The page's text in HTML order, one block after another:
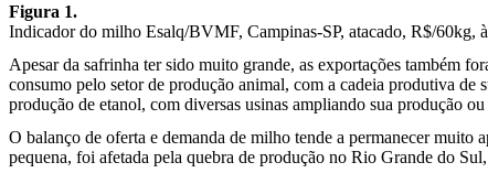
Figura 1.
Indicador do milho Esalq/BVMF, Campinas-SP, atacado, R$/60kg,
Apesar da safrinha ter sido muito grande, as exportações também
consumo pelo setor de produção animal, com a cadeia produtiva de
produção de etanol, com diversas usinas ampliando sua produção
O balanço de oferta e demanda de milho tende a permanecer muito
pequena, foi afetada pela quebra de produção no Rio Grande do